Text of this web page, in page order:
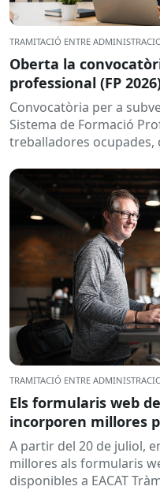
TRAMITACIÓ ENTRE
Oberta la
professional (FP
treballadores
Convocatòria per a
Sistema de Formació
treballadores ocupades,
TRAMITACIÓ ENTRE
Els formularis web
incorporen millores
A partir del 20 de juliol,
millores als formularis
disponibles a EACAT